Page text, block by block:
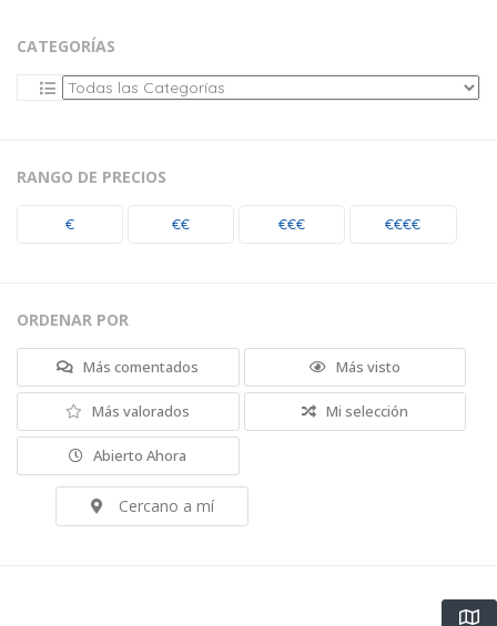
CATEGORÍAS
RANGO DE PRECIOS
€ €€ €€€ €€€€
ORDENAR POR
Más comentados Más visto
Más valorados Mi selección
Abierto Ahora
Cercano a mí